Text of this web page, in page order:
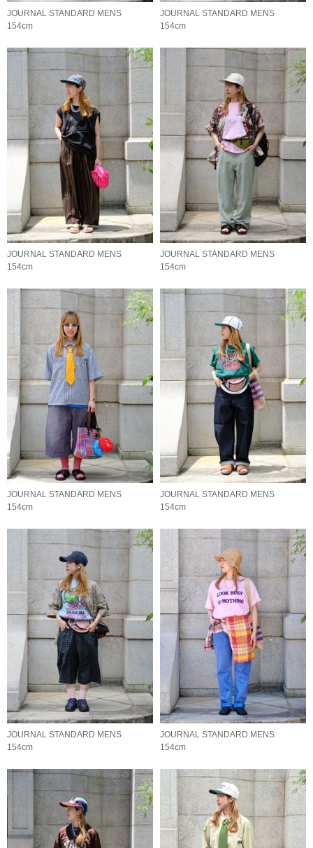
JOURNAL STANDARD MENS
154cm
JOURNAL STANDARD MENS
154cm
JOURNAL STANDARD MENS
154cm
JOURNAL STANDARD MENS
154cm
JOURNAL STANDARD MENS
154cm
JOURNAL STANDARD MENS
154cm
JOURNAL STANDARD MENS
154cm
JOURNAL STANDARD MENS
154cm